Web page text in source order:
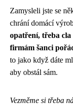
Zamysleli jste se
chrání domácí
opatření, třeba cla
firmám šanci
to jako když dáte
aby obstál sám.
Vezměme si třeba